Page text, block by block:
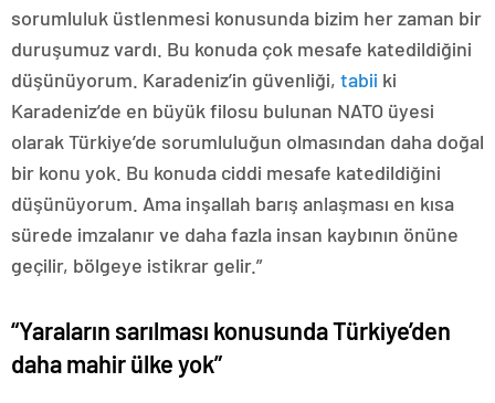
sorumluluk üstlenmesi konusunda bizim her zaman bir
duruşumuz vardı. Bu konuda çok mesafe katedildiğini
düşünüyorum. Karadeniz’in güvenliği, tabii ki
Karadeniz’de en büyük filosu bulunan NATO üyesi
olarak Türkiye’de sorumluluğun olmasından daha doğal
bir konu yok. Bu konuda ciddi mesafe katedildiğini
düşünüyorum. Ama inşallah barış anlaşması en kısa
sürede imzalanır ve daha fazla insan kaybının önüne
geçilir, bölgeye istikrar gelir.”
“Yaraların sarılması konusunda Türkiye’den
daha mahir ülke yok”